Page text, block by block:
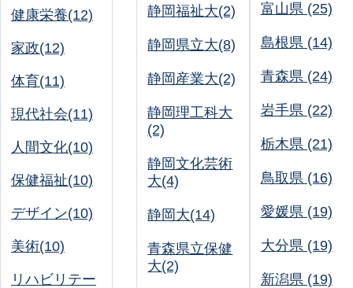
健康栄養(12)
家政(12)
体育(11)
現代社会(11)
人間文化(10)
保健福祉(10)
デザイン(10)
美術(10)
リハビリテー
静岡福祉大(2)
静岡県立大(8)
静岡産業大(2)
静岡理工科大
(2)
静岡文化芸術
大(4)
静岡大(14)
青森県立保健
大(2)
富山県 (25)
島根県 (14)
青森県 (24)
岩手県 (22)
栃木県 (21)
鳥取県 (16)
愛媛県 (19)
大分県 (19)
新潟県 (19)